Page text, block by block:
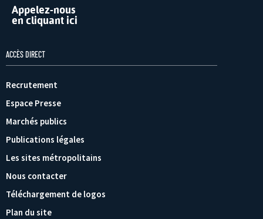
Appelez-nous
en cliquant ici
ACCÈS DIRECT
Recrutement
Espace Presse
Marchés publics
Publications légales
Les sites métropolitains
Nous contacter
Téléchargement de logos
Plan du site